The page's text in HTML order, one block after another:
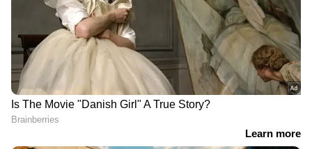
DOWNLOAD APP
RECOMMENDED STORIES